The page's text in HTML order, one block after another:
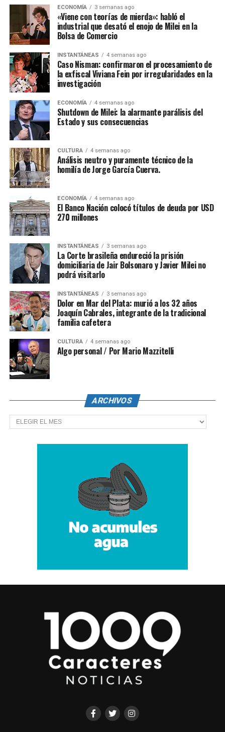
ECONOMÍA 3 semanas ago
«Viene con teorías de mierda»: habló el
industrial que desató el enojo de Milei en la
Bolsa de Comercio
INSTANTÁNEAS 4 semanas ago
Caso Nisman: confirmaron el procesamiento de
la exfiscal Viviana Fein por irregularidades en la
investigación
ECONOMÍA 4 semanas ago
Shutdown de Milei: la alarmante parálisis del
Estado y sus consecuencias
CULTURA 4 semanas ago
Análisis neutro y puramente técnico de la
homilía de Jorge García Cuerva.
ECONOMÍA 4 semanas ago
El Banco Nación colocó títulos de deuda por USD
270 millones
INSTANTÁNEAS 3 semanas ago
La Corte brasileña endureció la prisión
domiciliaria de Jair Bolsonaro y Javier Milei no
podrá visitarlo
INSTANTÁNEAS 3 semanas ago
Dolor en Mar del Plata: murió a los 32 años
Joaquín Cabrales, integrante de la tradicional
familia cafetera
CULTURA 4 semanas ago
Algo personal / Por Mario Mazzitelli
ARCHIVOS
Archivos